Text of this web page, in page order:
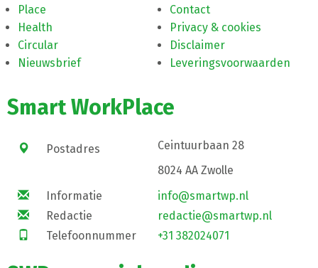
Place
Health
Circular
Nieuwsbrief
Contact
Privacy & cookies
Disclaimer
Leveringsvoorwaarden
Smart WorkPlace
Postadres
Ceintuurbaan 28
8024 AA Zwolle
Informatie
info@smartwp.nl
Redactie
redactie@smartwp.nl
Telefoonnummer
+31 382024071